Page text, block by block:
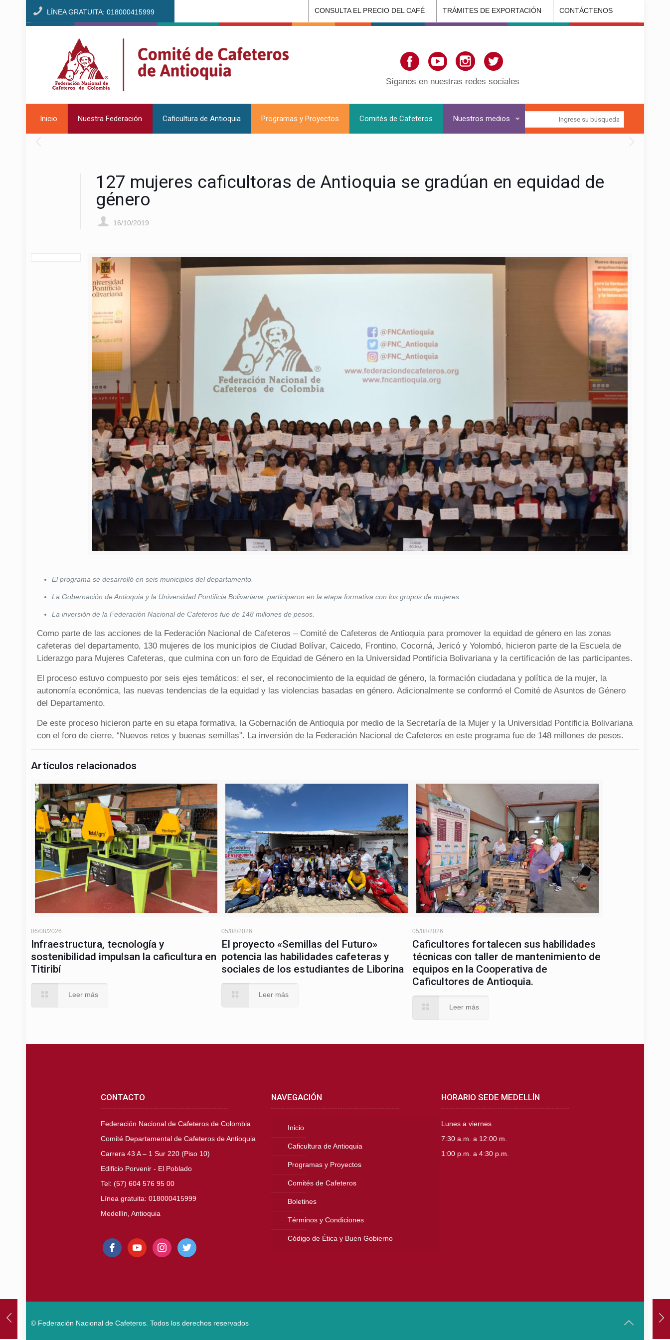
LÍNEA GRATUITA: 018000415999 CONSULTA EL PRECIO DEL CAFÉ TRÁMITES DE EXPORTACIÓN CONTÁCTENOS
Inicio Nuestra Federación Caficultura de Antioquia Programas y Proyectos Comités de Cafeteros Nuestros medios
Síganos en nuestras redes sociales
127 mujeres caficultoras de Antioquia se gradúan en equidad de
género
16/10/2019
El programa se desarrolló en seis municipios del departamento.
La Gobernación de Antioquia y la Universidad Pontificia Bolivariana, participaron en la etapa formativa con los grupos de mujeres.
La inversión de la Federación Nacional de Cafeteros fue de 148 millones de pesos.
Como parte de las acciones de la Federación Nacional de Cafeteros – Comité de Cafeteros de Antioquia para promover la equidad de género en las zonas
cafeteras del departamento, 130 mujeres de los municipios de Ciudad Bolívar, Caicedo, Frontino, Cocorná, Jericó y Yolombó, hicieron parte de la Escuela de
Liderazgo para Mujeres Cafeteras, que culmina con un foro de Equidad de Género en la Universidad Pontificia Bolivariana y la certificación de las participantes.
El proceso estuvo compuesto por seis ejes temáticos: el ser, el reconocimiento de la equidad de género, la formación ciudadana y política de la mujer, la
autonomía económica, las nuevas tendencias de la equidad y las violencias basadas en género. Adicionalmente se conformó el Comité de Asuntos de Género
del Departamento.
De este proceso hicieron parte en su etapa formativa, la Gobernación de Antioquia por medio de la Secretaría de la Mujer y la Universidad Pontificia Bolivariana
con el foro de cierre, “Nuevos retos y buenas semillas”. La inversión de la Federación Nacional de Cafeteros en este programa fue de 148 millones de pesos.
Artículos relacionados
06/08/2026
Infraestructura, tecnología y
sostenibilidad impulsan la caficultura en
Titiribí
Leer más
05/08/2026
El proyecto «Semillas del Futuro»
potencia las habilidades cafeteras y
sociales de los estudiantes de Liborina
Leer más
05/08/2026
Caficultores fortalecen sus habilidades
técnicas con taller de mantenimiento de
equipos en la Cooperativa de
Caficultores de Antioquia.
Leer más
CONTACTO
Federación Nacional de Cafeteros de Colombia
Comité Departamental de Cafeteros de Antioquia
Carrera 43 A – 1 Sur 220 (Piso 10)
Edificio Porvenir - El Poblado
Tel: (57) 604 576 95 00
Línea gratuita: 018000415999
Medellín, Antioquia
facebookyoutube instagramtwitter
NAVEGACIÓN
Inicio
Caficultura de Antioquia
Programas y Proyectos
Comités de Cafeteros
Boletines
Términos y Condiciones
Código de Ética y Buen Gobierno
HORARIO SEDE MEDELLÍN
Lunes a viernes
7:30 a.m. a 12:00 m.
1:00 p.m. a 4:30 p.m.
© Federación Nacional de Cafeteros. Todos los derechos reservados